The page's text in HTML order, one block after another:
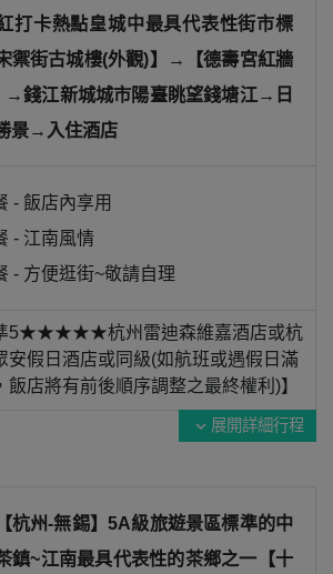
打卡熱點皇城中最具代表性街市標
禦街古城樓(外觀)】→【德壽宮紅牆
→錢江新城城市陽臺眺望錢塘江→日
景→入住酒店
- 飯店內享用
- 江南風情
- 方便逛街~敬請自理
5★★★★★杭州雷迪森維嘉酒店或杭
安假日酒店或同級(如航班或遇假日滿
飯店將有前後順序調整之最終權利)】
expand_more 展開詳細行程
杭州-無錫】5A級旅遊景區標準的中
鎮~江南最具代表性的茶鄉之一【十